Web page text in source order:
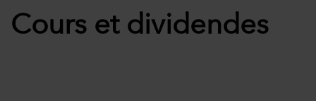
Cours et dividendes